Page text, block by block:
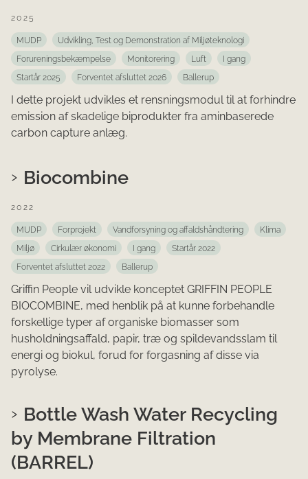
2025
MUDP
Udvikling, Test og Demonstration af Miljøteknologi
Forureningsbekæmpelse
Monitorering Luft
I gang
Startår 2025
Forventet afsluttet 2026 Ballerup
I dette projekt udvikles et rensningsmodul til at forhindre
emission af skadelige biprodukter fra aminbaserede
carbon capture anlæg.
Biocombine
2022
MUDP Forprojekt Vandforsyning og affaldshåndtering
Klima
Miljø
Cirkulær økonomi I gang
Startår 2022
Forventet afsluttet 2022
Ballerup
Griffin People vil udvikle konceptet GRIFFIN PEOPLE
BIOCOMBINE, med henblik på at kunne forbehandle
forskellige typer af organiske biomasser som
husholdningsaffald, papir, træ og spildevandsslam til
energi og biokul, forud for forgasning af disse via
pyrolyse.
Bottle Wash Water Recycling
by Membrane Filtration
(BARREL)